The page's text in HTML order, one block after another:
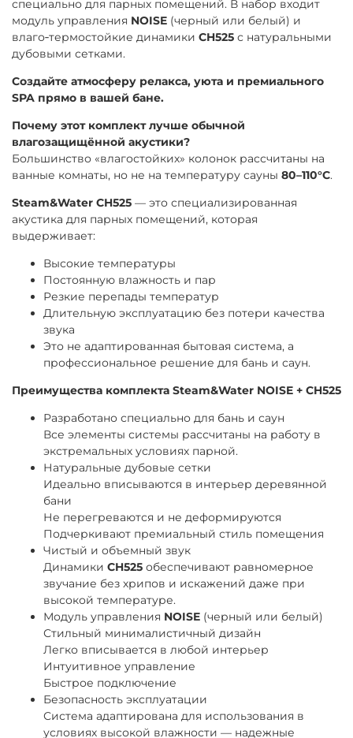
специально для парных помещений. В набор входит
модуль управления NOISE (черный или белый) и
влаго‑термостойкие динамики CH525 с натуральными
дубовыми сетками.
Создайте атмосферу релакса, уюта и премиального
SPA прямо в вашей бане.
Почему этот комплект лучше обычной
влагозащищённой акустики?
Большинство «влагостойких» колонок рассчитаны на
ванные комнаты, но не на температуру сауны 80–110°C.
Steam&Water CH525 — это специализированная
акустика для парных помещений, которая
выдерживает:
Высокие температуры
Постоянную влажность и пар
Резкие перепады температур
Длительную эксплуатацию без потери качества
звука
Это не адаптированная бытовая система, а
профессиональное решение для бань и саун.
Преимущества комплекта Steam&Water NOISE + CH525
Разработано специально для бань и саун
Все элементы системы рассчитаны на работу в
экстремальных условиях парной.
Натуральные дубовые сетки
Идеально вписываются в интерьер деревянной
бани
Не перегреваются и не деформируются
Подчеркивают премиальный стиль помещения
Чистый и объемный звук
Динамики CH525 обеспечивают равномерное
звучание без хрипов и искажений даже при
высокой температуре.
Модуль управления NOISE (черный или белый)
Стильный минималистичный дизайн
Легко вписывается в любой интерьер
Интуитивное управление
Быстрое подключение
Безопасность эксплуатации
Система адаптирована для использования в
условиях высокой влажности — надежные